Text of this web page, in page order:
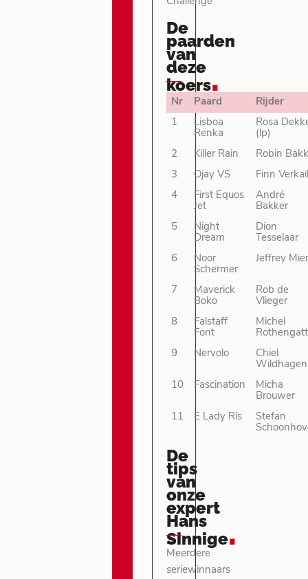
De
paarden
van
deze
koers.
Nr Paard
Rijder
1
Lisboa
Renka
Rosa
(lp)
2
Killer Rain
Robin
3
Ojay VS
Finn
4
First Equos
Jet
André
Bakker
5
Night
Dream
Dion
Tesselaar
6
Noor
Schermer
Jeffrey
7
Maverick
Boko
Rob de
Vlieger
8
Falstaff
Font
Michel
9
Nervolo
Chiel
Wildhagen
10
Fascination
Micha
Brouwer
11
E Lady Ris
Stefan
De
tips
van
onze
expert
Hans
Sinnige.
Meerdere
seriewinnaars